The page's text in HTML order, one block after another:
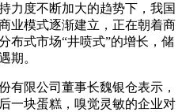
力度不断加大的趋势下，我国
业模式逐渐建立，正在朝着商
布式市场“井喷式”的增长，储
期。
有限公司董事长魏银仓表示，
一块蛋糕，嗅觉灵敏的企业对